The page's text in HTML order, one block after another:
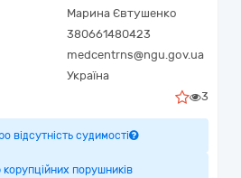
Марина Євтушенко
380661480423
medcentrns@ngu.gov.ua
Україна
3
відсутність судимості
корупційних порушників